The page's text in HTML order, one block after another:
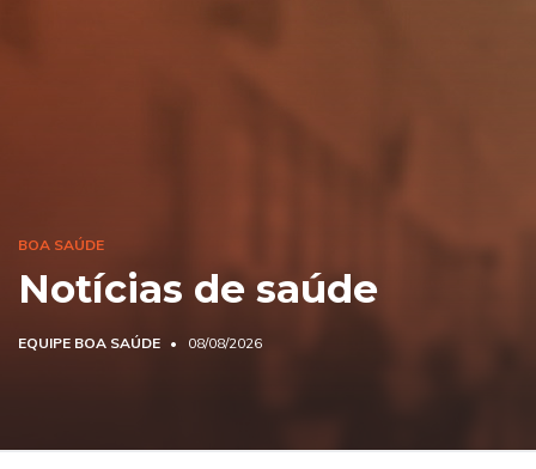
BOA SAÚDE
Notícias de saúde
EQUIPE BOA SAÚDE 08/08/2026